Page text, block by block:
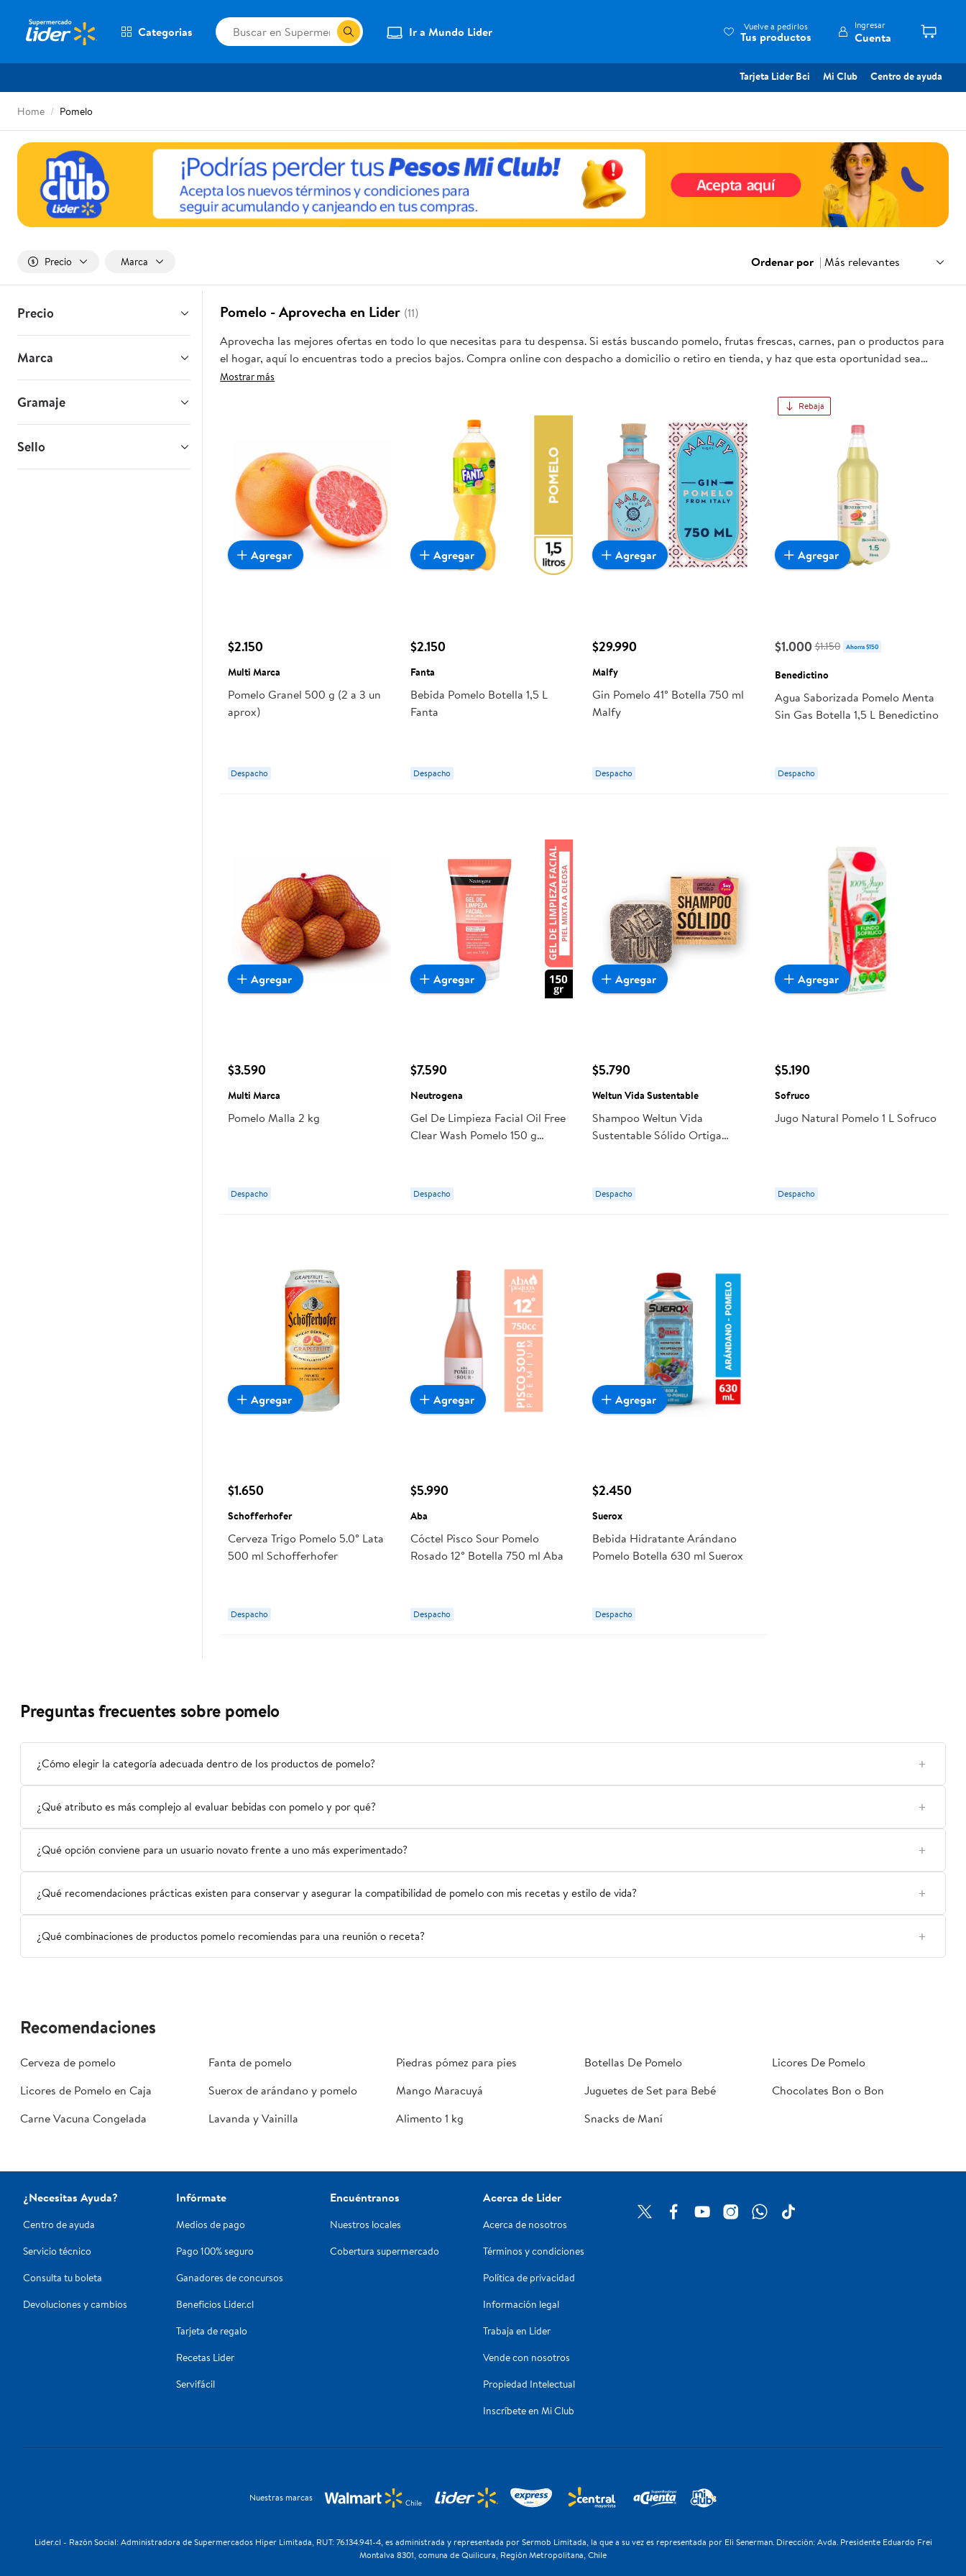
Categorias Ir a Mundo Lider Vuelve a pedirlos
Tus productos
Ingresar
Cuenta
Tarjeta Lider Bci Mi Club Centro de ayuda
Home Pomelo
Precio Marca Ordenar por | Más relevantes
Precio
Marca
Gramaje
Sello
Pomelo - Aprovecha en Lider (11)
Aprovecha las mejores ofertas en todo lo que necesitas para tu despensa. Si estás buscando pomelo, frutas frescas, carnes, pan o productos para
el hogar, aquí lo encuentras todo a precios bajos. Compra online con despacho a domicilio o retiro en tienda, y haz que esta oportunidad sea
realmente conveniente para ti y tu familia.
Mostrar más
$2.150
Multi Marca
Pomelo Granel 500 g (2 a 3 un
aprox)
Despacho
Agregar
$2.150
Fanta
Bebida Pomelo Botella 1,5 L
Fanta
Despacho
Agregar
$29.990
Malfy
Gin Pomelo 41° Botella 750 ml
Malfy
Despacho
Agregar
Rebaja
$1.000 $1.150 Ahorra $150
Benedictino
Agua Saborizada Pomelo Menta
Sin Gas Botella 1,5 L Benedictino
Despacho
Agregar
$3.590
Multi Marca
Pomelo Malla 2 kg
Despacho
Agregar
$7.590
Neutrogena
Gel De Limpieza Facial Oil Free
Clear Wash Pomelo 150 g
Despacho
Agregar
$5.790
Weltun Vida Sustentable
Shampoo Weltun Vida
Sustentable Sólido Ortiga
Despacho
Agregar
$5.190
Sofruco
Jugo Natural Pomelo 1 L Sofruco
Despacho
Agregar
$1.650
Schofferhofer
Cerveza Trigo Pomelo 5.0° Lata
500 ml Schofferhofer
Despacho
Agregar
$5.990
Aba
Cóctel Pisco Sour Pomelo
Rosado 12° Botella 750 ml Aba
Despacho
Agregar
$2.450
Suerox
Bebida Hidratante Arándano
Pomelo Botella 630 ml Suerox
Despacho
Agregar
Preguntas frecuentes sobre pomelo
¿Cómo elegir la categoría adecuada dentro de los productos de pomelo?
¿Qué atributo es más complejo al evaluar bebidas con pomelo y por qué?
¿Qué opción conviene para un usuario novato frente a uno más experimentado?
¿Qué recomendaciones prácticas existen para conservar y asegurar la compatibilidad de pomelo con mis recetas y estilo de vida?
¿Qué combinaciones de productos pomelo recomiendas para una reunión o receta?
Recomendaciones
Cerveza de pomelo Fanta de pomelo Piedras pómez para pies Botellas De Pomelo
Licores De Pomelo
Licores de Pomelo en Caja
Suerox de arándano y pomelo Mango Maracuyá Juguetes de Set para Bebé
Chocolates Bon o Bon
Carne Vacuna Congelada
Lavanda y Vainilla Alimento 1 kg Snacks de Maní
¿Necesitas Ayuda?
Centro de ayuda
Servicio técnico
Consulta tu boleta
Devoluciones y cambios
Infórmate
Medios de pago
Pago 100% seguro
Ganadores de concursos
Beneficios Lider.cl
Tarjeta de regalo
Recetas Lider
Servifácil
Encuéntranos
Nuestros locales
Cobertura supermercado
Acerca de Lider
Acerca de nosotros
Términos y condiciones
Política de privacidad
Información legal
Trabaja en Lider
Vende con nosotros
Propiedad Intelectual
Inscríbete en Mi Club
Nuestras marcas
Lider.cl - Razón Social: Administradora de Supermercados Hiper Limitada, RUT: 76.134.941-4, es administrada y representada por Sermob Limitada, la que a su vez es representada por Eli Senerman. Dirección: Avda. Presidente Eduardo Frei
Montalva 8301, comuna de Quilicura, Región Metropolitana, Chile